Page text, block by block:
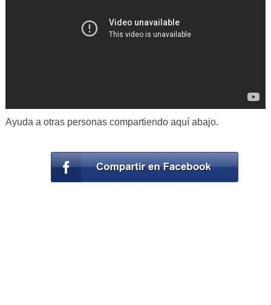
Ayuda a otras personas compartiendo aquí abajo.